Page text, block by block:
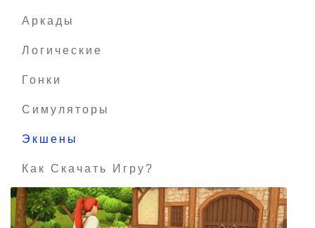
Аркады
Логические
Гонки
Симуляторы
Экшены
Как Скачать Игру?